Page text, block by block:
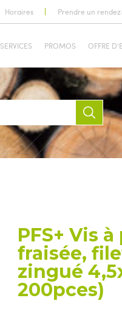
Horaires Prendre un
SERVICES PROMOS OFFRE
PFS+ Vis
fraisée,
zingué
200pces)